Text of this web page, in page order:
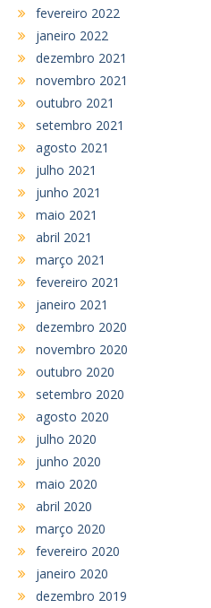
fevereiro 2022
janeiro 2022
dezembro 2021
novembro 2021
outubro 2021
setembro 2021
agosto 2021
julho 2021
junho 2021
maio 2021
abril 2021
março 2021
fevereiro 2021
janeiro 2021
dezembro 2020
novembro 2020
outubro 2020
setembro 2020
agosto 2020
julho 2020
junho 2020
maio 2020
abril 2020
março 2020
fevereiro 2020
janeiro 2020
dezembro 2019